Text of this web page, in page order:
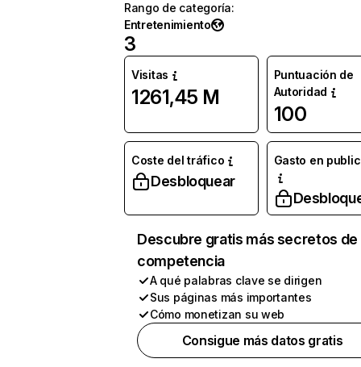
Rango de categoría:
Entretenimiento
3
Visitas
1261,45 M
Puntuación de
Autoridad
100
Coste del tráfico
Desbloquear
Gasto en
Descubre gratis más secretos de
competencia
A qué palabras clave se dirigen
Sus páginas más importantes
Cómo monetizan su web
Consigue más datos gratis